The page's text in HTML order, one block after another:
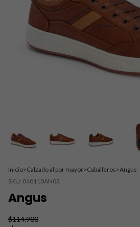
Inicio>Calzado al por mayor>Caballeros>Angus
SKU: 040110AN03
Angus
$114.900